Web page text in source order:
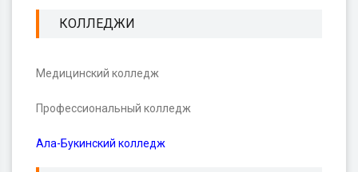
КОЛЛЕДЖИ
Медицинский колледж
Профессиональный колледж
Ала-Букинский колледж